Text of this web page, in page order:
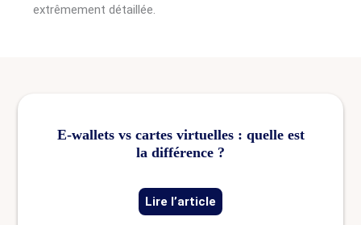
extrêmement détaillée.
E-wallets vs cartes virtuelles : quelle est
la différence ?
Lire l’article